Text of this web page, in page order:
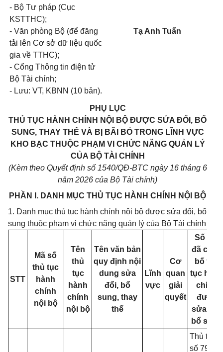
- Bộ Tư pháp (Cục
KSTTHC);
- Văn phòng Bộ (để đăng
tải lên Cơ sở dữ liệu quốc
gia về TTHC);
- Cổng Thông tin điện tử
Bộ Tài chính;
- Lưu: VT, KBNN (10 bản).
Tạ Anh Tuấn
PHỤ LỤC
THỦ TỤC HÀNH CHÍNH NỘI BỘ ĐƯỢC SỬA ĐỔI, BỔ
SUNG, THAY THẾ VÀ BỊ BÃI BỎ TRONG LĨNH VỰC
KHO BẠC THUỘC PHẠM VI CHỨC NĂNG QUẢN LÝ
CỦA BỘ TÀI CHÍNH
(Kèm theo Quyết định số 1540/QĐ-BTC ngày 16 tháng 6
năm 2026 của Bộ Tài chính)
PHẦN I. DANH MỤC THỦ TỤC HÀNH CHÍNH NỘI BỘ
1. Danh mục thủ tục hành chính nội bộ được sửa đổi, bổ
sung thuộc phạm vi chức năng quản lý của Bộ Tài chính
STT
Mã số
thủ tục
hành
chính
nội bộ
Tên
thủ
tục
hành
chính
nội bộ
Tên văn bản
quy định nội
dung sửa
đổi, bổ
sung, thay
thế
Lĩnh
vực
Cơ
quan
giải
quyết
Số QĐ
đã công
bố thủ
tục hành
chính
được
sửa đổi,
bổ sung
Thủ tục
số 79 -